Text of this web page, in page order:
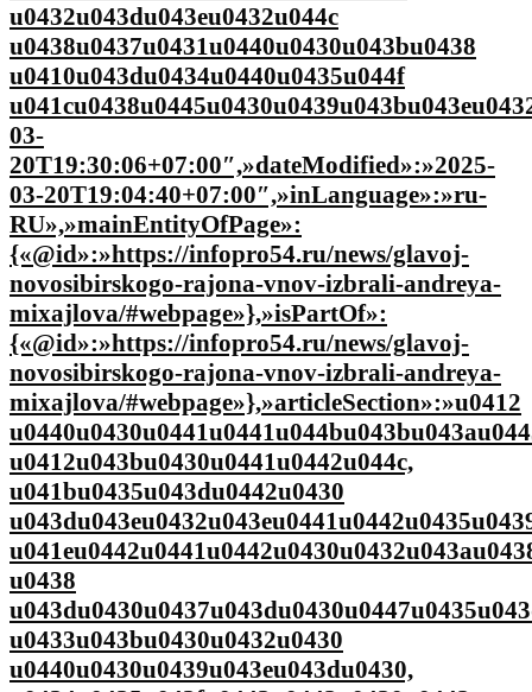
u0432u043du043eu0432u044c
u0438u0437u0431u0440u0430u043bu0438
u0410u043du0434u0440u0435u044f
03-
20T19:30:06+07:00″,»dateModified»:»2025-
03-20T19:04:40+07:00″,»inLanguage»:»ru-
RU»,»mainEntityOfPage»:
{«@id»:»https://infopro54.ru/news/glavoj-
novosibirskogo-rajona-vnov-izbrali-andreya-
mixajlova/#webpage»},»isPartOf»:
{«@id»:»https://infopro54.ru/news/glavoj-
novosibirskogo-rajona-vnov-izbrali-andreya-
mixajlova/#webpage»},»articleSection»:»u0412
u0412u043bu0430u0441u0442u044c,
u041bu0435u043du0442u0430
u0438
u0433u043bu0430u0432u0430
u0440u0430u0439u043eu043du0430,